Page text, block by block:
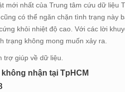
mới nhất của Trung tâm cứu dữ liệu
có thể ngăn chặn tình trạng này
khỏi nhiệt độ cao. Với các lời
trạng không mong muốn xảy ra.
trợ giúp về dữ liệu.
nhận tại TpHCM